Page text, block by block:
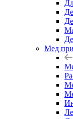
Мед